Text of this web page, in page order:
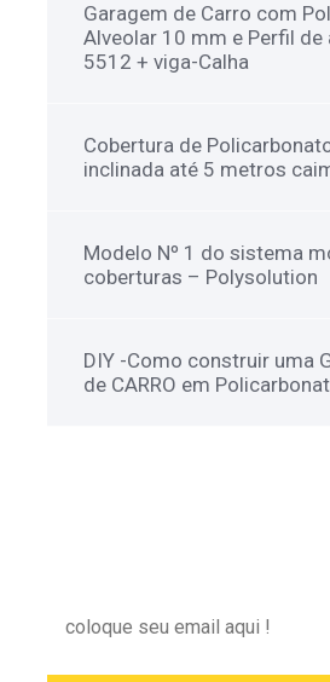
Garagem de Carro com
Alveolar 10 mm e Perfil de
5512 + viga-Calha
Cobertura de
inclinada até 5 metros
Modelo Nº 1 do sistema
coberturas – Polysolution
DIY -Como construir uma
de CARRO em